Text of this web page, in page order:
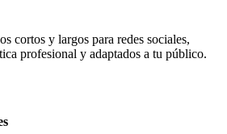
cortos y largos para redes sociales,
profesional y adaptados a tu público.